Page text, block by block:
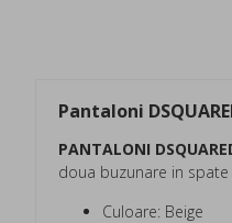
Pantaloni
PANTALONI
doua buzunare in
Culoare: Beige